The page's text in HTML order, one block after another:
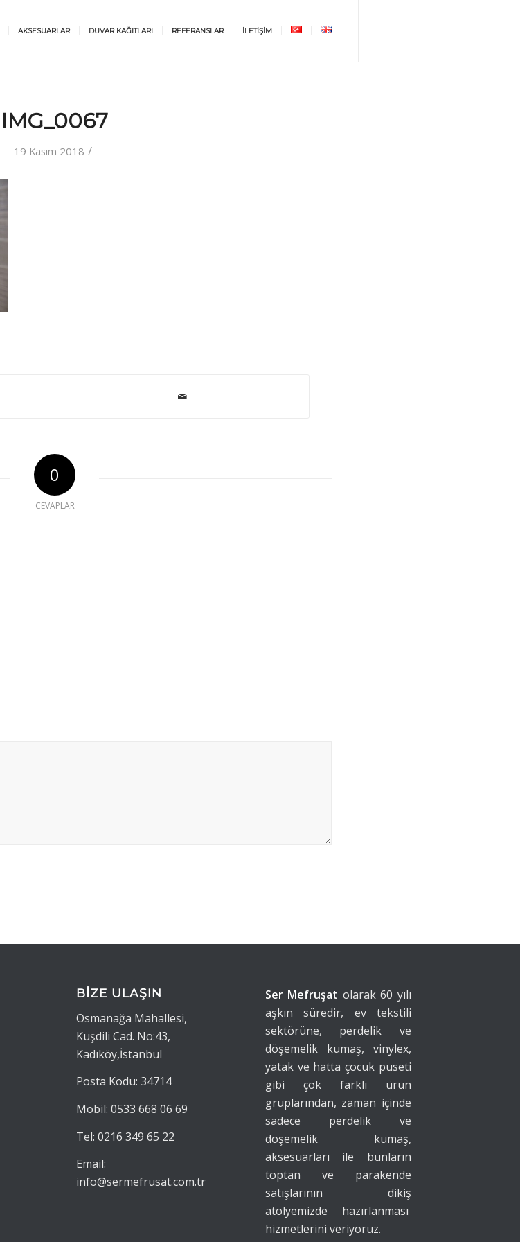
AKSESUARLAR DUVAR KAĞITLARI REFERANSLAR İLETİŞİM
IMG_0067
19 Kasım 2018 /
0
CEVAPLAR
BİZE ULAŞIN
Osmanağa Mahallesi,
Kuşdili Cad. No:43,
Kadıköy,İstanbul
Posta Kodu: 34714
Mobil: 0533 668 06 69
Tel: 0216 349 65 22
Email:
info@sermefrusat.com.tr
Ser Mefruşat olarak 60 yılı
aşkın süredir, ev tekstili
sektörüne, perdelik ve
döşemelik kumaş, vinylex,
yatak ve hatta çocuk puseti
gibi çok farklı ürün
gruplarından, zaman içinde
sadece perdelik ve
döşemelik kumaş,
aksesuarları ile bunların
toptan ve parakende
satışlarının dikiş
atölyemizde hazırlanması
hizmetlerini veriyoruz.